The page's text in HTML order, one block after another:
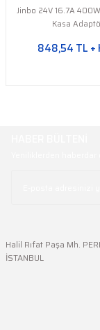
Jinbo 24V 16.7A
Kasa
848,54 TL +
Halil Rıfat Paşa Mh.
İSTANBUL